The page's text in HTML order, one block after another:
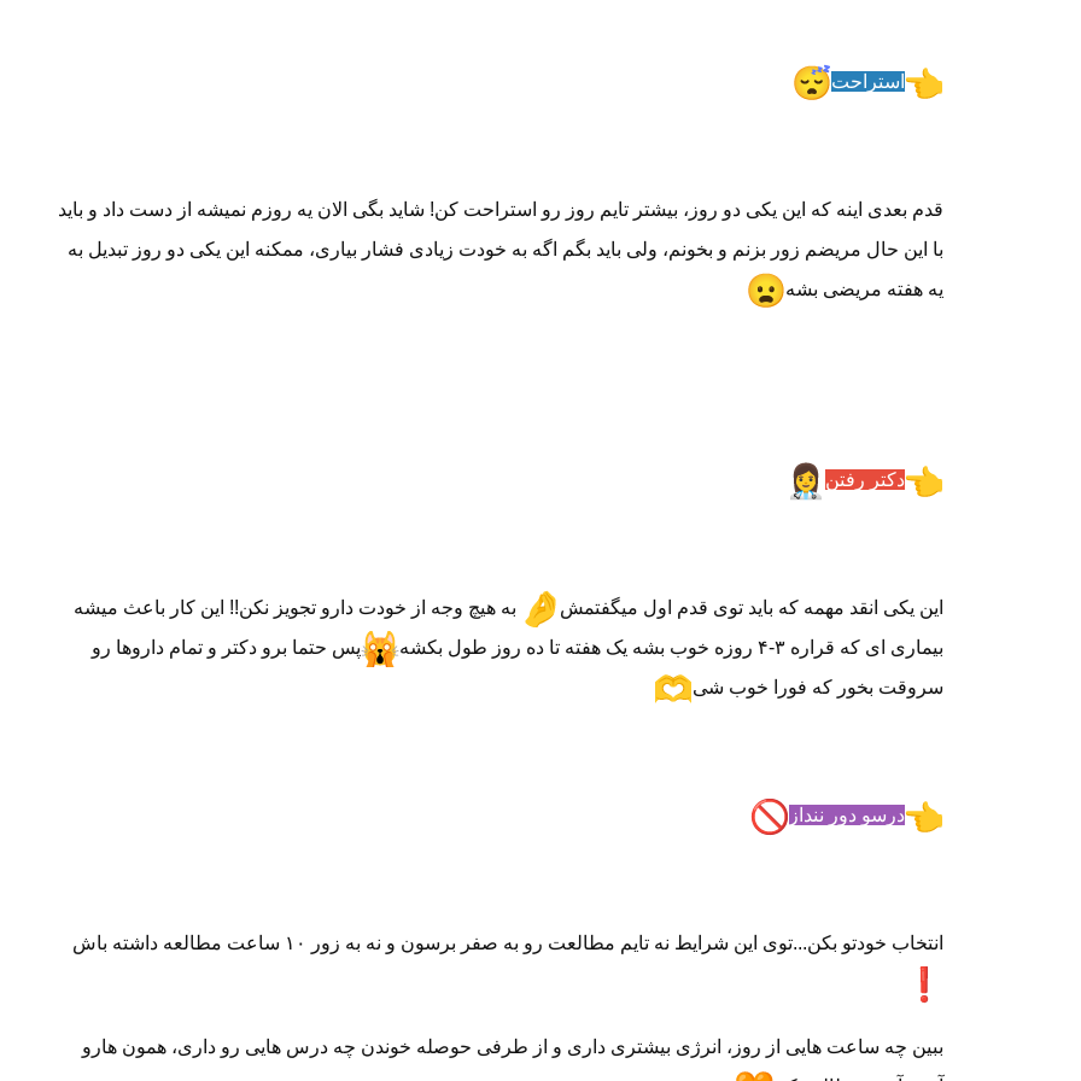
استراحت
قدم بعدی اینه که این یکی دو روز، بیشتر تایم روز رو استراحت کن! شاید بگی الان یه روزم نمیشه از دست داد و باید
با این حال مریضم زور بزنم و بخونم، ولی باید بگم اگه به خودت زیادی فشار بیاری، ممکنه این یکی دو روز تبدیل به
یه هفته مریضی بشه
دکتر رفتن
این یکی انقد مهمه که باید توی قدم اول میگفتمش
به هیچ وجه از خودت دارو تجویز نکن!! این کار باعث میشه
بیماری ای که قراره ۳-۴ روزه خوب بشه یک هفته تا ده روز طول بکشه
پس حتما برو دکتر و تمام داروها رو
سروقت بخور که فورا خوب شی
درسو دور ننداز
انتخاب خودتو بکن...توی این شرایط نه تایم مطالعت رو به صفر برسون و نه به زور ۱۰ ساعت مطالعه داشته باش
ببین چه ساعت هایی از روز، انرژی بیشتری داری و از طرفی حوصله خوندن چه درس هایی رو داری، همون هارو